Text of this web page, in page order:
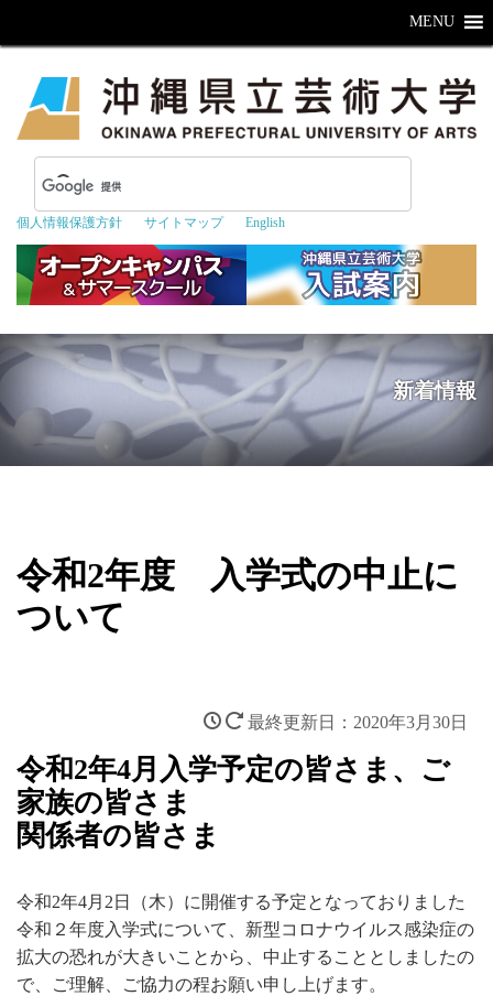
個人情報保護方針 サイトマップ English
MENU
新着情報
令和2年度 入学式の中止に
ついて
2020年3月30日
令和2年4月入学予定の皆さま、ご
家族の皆さま
関係者の皆さま
令和2年4月2日（木）に開催する予定となっておりました
令和２年度入学式について、新型コロナウイルス感染症の
拡大の恐れが大きいことから、中止することとしましたの
で、ご理解、ご協力の程お願い申し上げます。